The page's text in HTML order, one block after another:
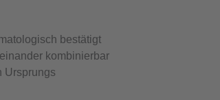
bestätigt
kombinierbar
Ursprungs